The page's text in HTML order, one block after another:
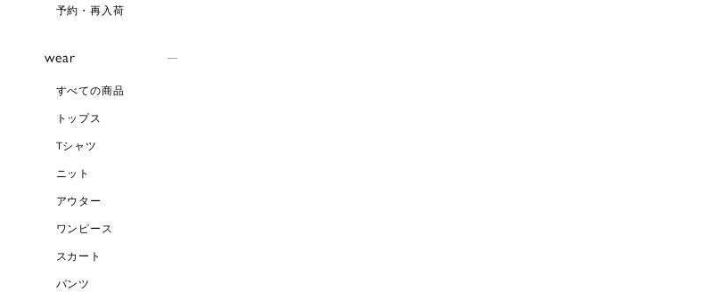
予約・再入荷
wear
すべての商品
トップス
Tシャツ
ニット
アウター
ワンピース
スカート
パンツ